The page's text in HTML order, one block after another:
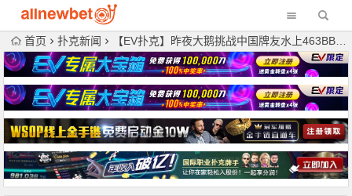
首页 扑克新闻 【EV扑克】昨夜大鹅挑战中国牌友水上463BB成大赢家，一手AK精彩抓鸡